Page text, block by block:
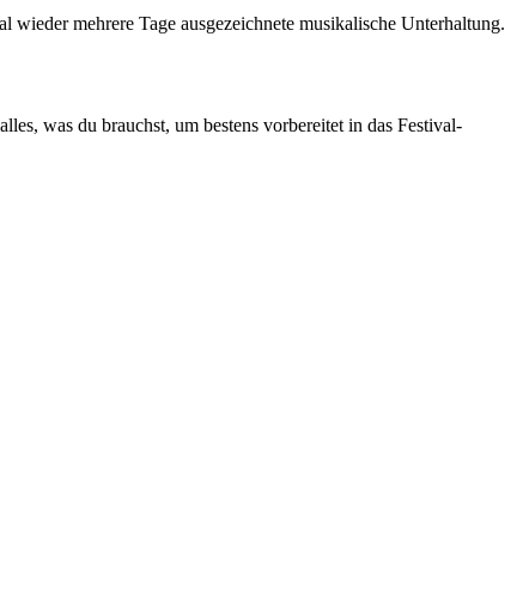
mehrere Tage ausgezeichnete musikalische Unterhaltung.
was du brauchst, um bestens vorbereitet in das Festival-